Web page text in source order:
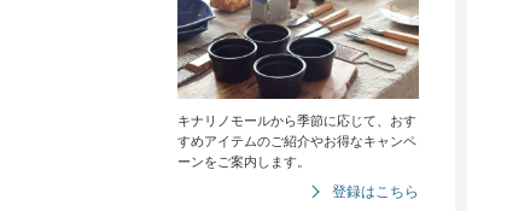
キナリノモールから季節に応じて、おす
すめアイテムのご紹介やお得なキャンペ
ーンをご案内します。
登録はこちら